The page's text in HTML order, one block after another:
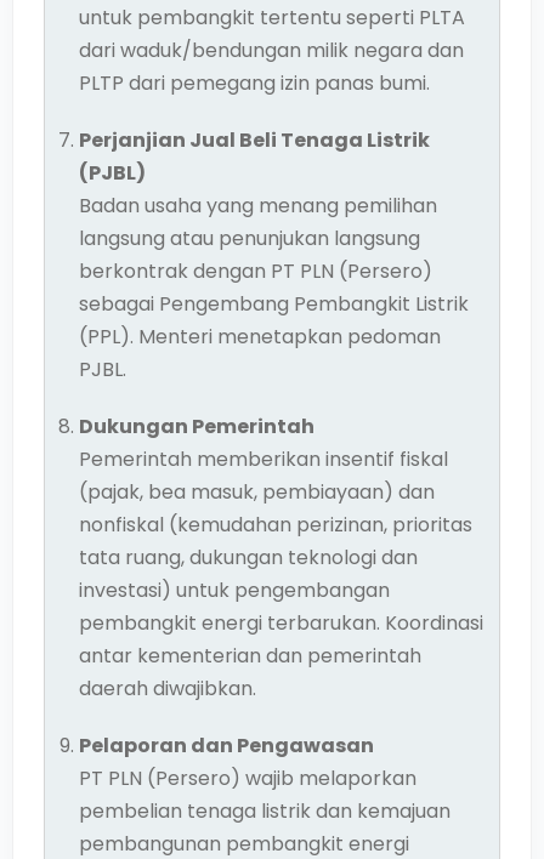
untuk pembangkit tertentu seperti PLTA
dari waduk/bendungan milik negara dan
PLTP dari pemegang izin panas bumi.
Perjanjian Jual Beli Tenaga Listrik
(PJBL)
Badan usaha yang menang pemilihan
langsung atau penunjukan langsung
berkontrak dengan PT PLN (Persero)
sebagai Pengembang Pembangkit Listrik
(PPL). Menteri menetapkan pedoman
PJBL.
Dukungan Pemerintah
Pemerintah memberikan insentif fiskal
(pajak, bea masuk, pembiayaan) dan
nonfiskal (kemudahan perizinan, prioritas
tata ruang, dukungan teknologi dan
investasi) untuk pengembangan
pembangkit energi terbarukan. Koordinasi
antar kementerian dan pemerintah
daerah diwajibkan.
Pelaporan dan Pengawasan
PT PLN (Persero) wajib melaporkan
pembelian tenaga listrik dan kemajuan
pembangunan pembangkit energi